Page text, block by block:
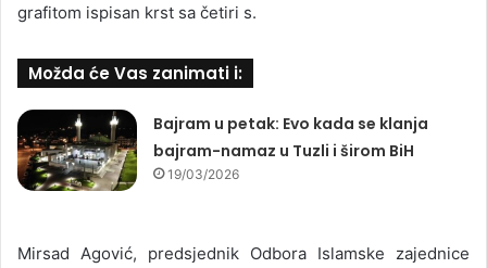
grafitom ispisan krst sa četiri s.
Možda će Vas zanimati i:
Bajram u petak: Evo kada se klanja
bajram-namaz u Tuzli i širom BiH
19/03/2026
Mirsad Agović, predsjednik Odbora Islamske zajednice